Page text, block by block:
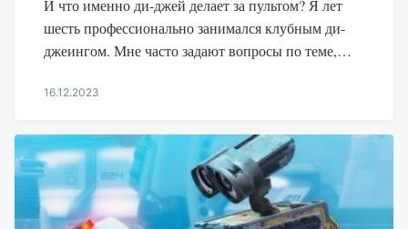
И что именно ди-джей делает за пультом? Я лет
шесть профессионально занимался клубным ди-
джеингом. Мне часто задают вопросы по теме,…
Udikov
16.12.2023